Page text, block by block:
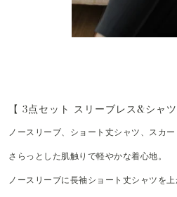
【 3点セット スリーブレス&シャ
ノースリーブ、ショート丈シャツ、スカ
さらっとした肌触りで軽やかな着心地。
ノースリーブに長袖ショート丈シャツを